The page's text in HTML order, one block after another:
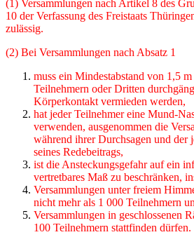
(1) Versammlungen nach Artikel 8 des
10 der Verfassung des Freistaats
zulässig.
(2) Bei Versammlungen nach Absatz 1
muss ein Mindestabstand von 1,5
Teilnehmern oder Dritten
Körperkontakt vermieden werden,
hat jeder Teilnehmer eine Mund-
verwenden, ausgenommen die
während ihrer Durchsagen und der
seines Redebeitrags,
ist die Ansteckungsgefahr auf ein
vertretbares Maß zu beschrän­ken,
Versammlungen unter freiem
nicht mehr als 1 000 Teil­nehmern
Versammlungen in geschlossenen
100 Teilnehmern stattfin­den dürfen.